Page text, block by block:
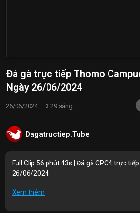
Đá gà trực tiếp Thomo
Ngày 26/06/2024
26/06/2024 3:29 sáng
Dagatructiep.Tube
Full Clip 56 phút 43s | Đá gà CPC4 trực
26/06/2024
Mục lục Video:
Xem thêm